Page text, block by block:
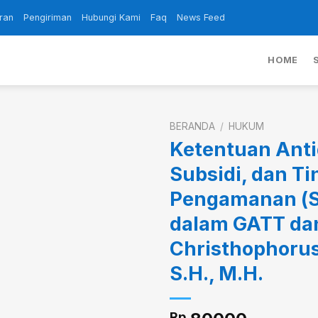
Pengiriman Hubungi Kami Faq News Feed
HOME
BERANDA / HUKUM
Ketentuan
Subsidi, dan
Pengamanan
dalam GATT
S.H., M.H.